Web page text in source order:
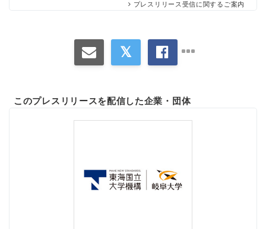
プレスリリース受信に関するご案内
このプレスリリースを配信した企業・団体